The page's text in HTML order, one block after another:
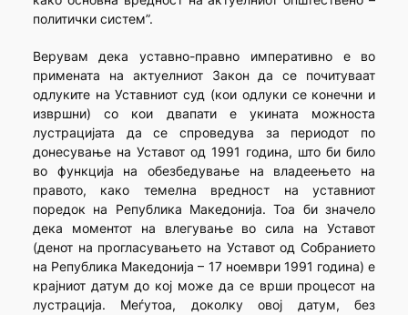
политич­ки систем”.
Верувам дека уставно-правно императивно е во
примената на актуелниот Закон да се почитуваат
одлуките на Уставниот суд (кои одлуки се конечни и
извршни) со кои двапати е укината можноста
лустрацијата да се спроведува за периодот по
донесување на Уставот од 1991 година, што би било
во функција на обезбедување на владеењето на
правото, како темелна вредност на уставниот
поредок на Република Македонија. Тоа би значело
дека моментот на влегување во сила на Уставот
(денот на прогласувањето на Уставот од Собранието
на Република Македонија – 17 ноември 1991 година) е
крајниот датум до кој може да се врши процесот на
лустрација. Меѓутоа, доколку овој датум, без